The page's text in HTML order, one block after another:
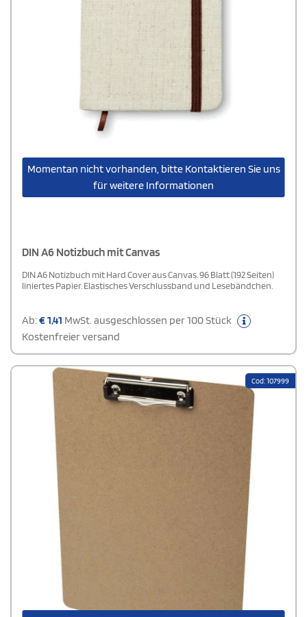
Momentan nicht vorhanden, bitte Kontaktieren Sie uns
für weitere Informationen
DIN A6 Notizbuch mit Canvas
DIN A6 Notizbuch mit Hard Cover aus Canvas. 96 Blatt (192 Seiten)
liniertes Papier. Elastisches Verschlussband und Lesebändchen.
Ab:€1,41 MwSt. ausgeschlossen per 100 Stück
Kostenfreier versand
Cod: 107999